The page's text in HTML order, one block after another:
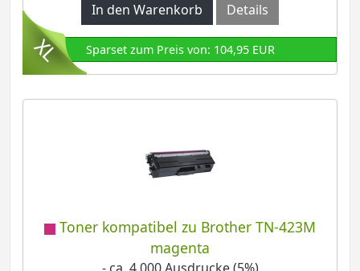
In den Warenkorb
Details
Sparset zum Preis von: 104,95 EUR
Toner kompatibel zu Brother TN-423M
magenta